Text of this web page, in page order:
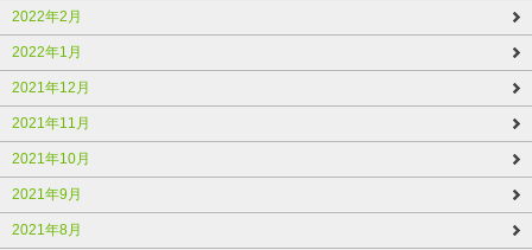
2022年2月
2022年1月
2021年12月
2021年11月
2021年10月
2021年9月
2021年8月